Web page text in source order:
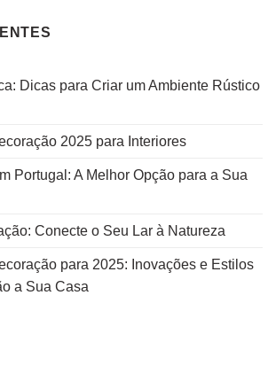
Dicas para Criar um Ambiente Rústico
2025 para Interiores
Portugal: A Melhor Opção para a Sua
Conecte o Seu Lar à Natureza
para 2025: Inovações e Estilos
a Sua Casa